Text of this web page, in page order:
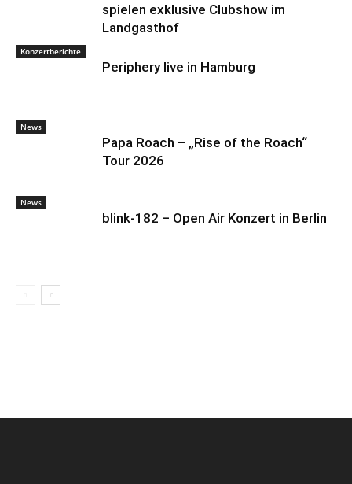
spielen exklusive Clubshow im
Landgasthof
Konzertberichte
Periphery live in Hamburg
News
Papa Roach – „Rise of the Roach“
Tour 2026
News
blink-182 – Open Air Konzert in Berlin